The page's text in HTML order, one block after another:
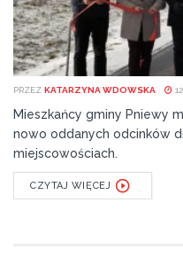
PRZEZ KATARZYNA WDOWSKA
Mieszkańcy gminy Pniewy
nowo oddanych odcinków
miejscowościach.
CZYTAJ WIĘCEJ